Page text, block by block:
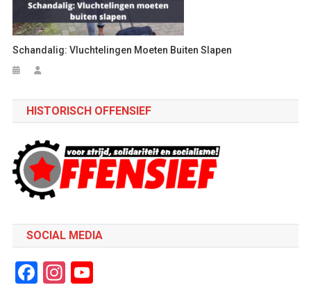
Schandalig: Vluchtelingen Moeten Buiten Slapen
HISTORISCH OFFENSIEF
SOCIAL MEDIA
Facebook
Instagram
YouTube